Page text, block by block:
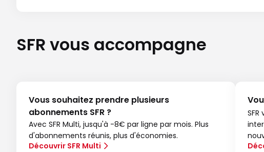
SFR vous accompagne
Vous souhaitez prendre plusieurs
abonnements SFR ?
Avec SFR Multi, jusqu'à -8€ par ligne par mois. Plus
d'abonnements réunis, plus d'économies.
Découvrir SFR Multi